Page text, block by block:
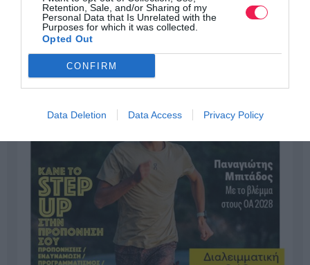
Retention, Sale, and/or Sharing of my
Personal Data that Is Unrelated with the
Purposes for which it was collected.
Opted Out
CONFIRM
Data Deletion Data Access Privacy Policy